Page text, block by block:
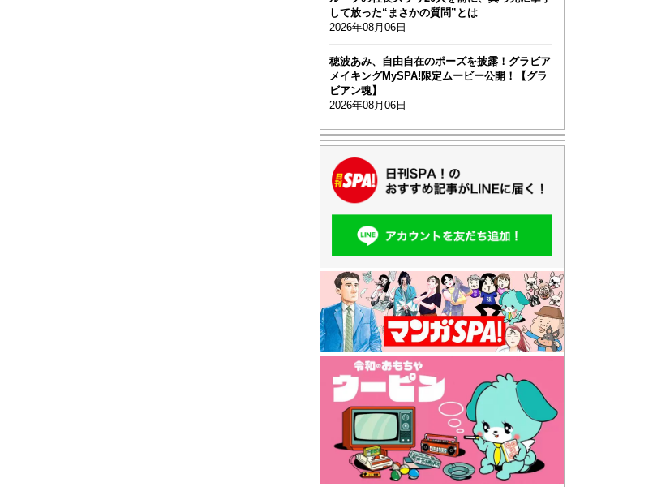
して放った“まさかの質問”とは
2026年08月06日
穂波あみ、自由自在のポーズを披露！グラビア
メイキングMySPA!限定ムービー公開！【グラ
ビアン魂】
2026年08月06日